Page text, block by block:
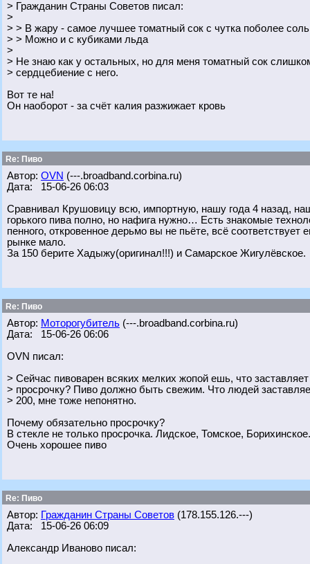
> Гражданин Страны Советов писал:
>
> > В жару - самое лучшее томатный сок с чутка поболее
> > Можно и с кубиками льда
>
> Не знаю как у остальных, но для меня томатный сок
> сердцебиение с него.
Вот те на!
Он наоборот - за счёт калия разжижает кровь
Re: Пиво
Автор: OVN (---.broadband.corbina.ru)
Дата: 15-06-26 06:03
Сравнивал Крушовицу всю, импортную, нашу года 4 назад,
горького пива полно, но нафига нужно… Есть знакомые
пенного, откровенное дерьмо вы не пьёте, всё соответствует
рынке мало.
За 150 берите Хадыжу(оригинал!!!) и Самарское Жигулёвское.
Re: Пиво
Автор: Моторогубитель (---.broadband.corbina.ru)
Дата: 15-06-26 06:06
OVN писал:
> Сейчас пивоварен всяких мелких жопой ешь, что заставляет
> просрочку? Пиво должно быть свежим. Что людей
> 200, мне тоже непонятно.
Почему обязательно просрочку?
В стекле не только просрочка. Лидское, Томское, Борихинское.
Очень хорошее пиво
Re: Пиво
Автор: Гражданин Страны Советов (178.155.126.---)
Дата: 15-06-26 06:09
Александр Иваново писал: